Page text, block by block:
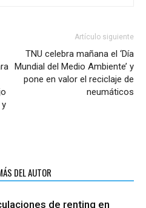
Artículo siguiente
TNU celebra mañana el ‘Día
Mundial del Medio Ambiente’ y
pone en valor el reciclaje de
neumáticos
DEL AUTOR
de renting en